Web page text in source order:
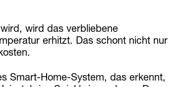
wird das verbliebene
erhitzt. Das schont nicht nur
Smart-Home-System, das erkennt,